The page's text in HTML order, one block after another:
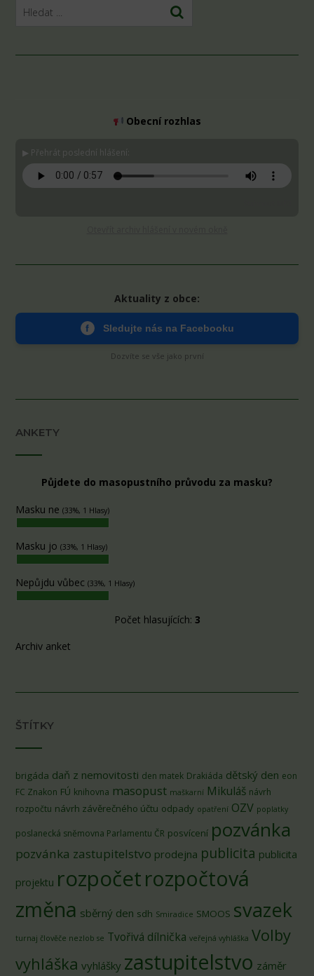
Obecní rozhlas
▶ Přehrát poslední hlášení:
Aktuality z obce:
f Sledujte nás na Facebooku
Dozvíte se vše jako první
ANKETY
Půjdete do masopustního průvodu za masku?
Masku ne (33%, 1 Hlasy)
Masku jo (33%, 1 Hlasy)
Nepůjdu vůbec (33%, 1 Hlasy)
Počet hlasujících: 3
Archiv anket
ŠTÍTKY
brigáda daň z nemovitosti den matek Drakiáda dětský den eon
FC Znakon FÚ knihovna masopust maškarní Mikuláš návrh
rozpočtu návrh závěrečného účtu odpady opatření OZV poplatky
poslanecká sněmovna Parlamentu ČR posvícení pozvánka
pozvánka zastupitelstvo prodejna publicita publicita
projektu rozpočetrozpočtová
změna sběrný den sdh Smiradice SMOOS svazek
turnaj člověče nezlob se Tvořivá dílnička veřejná vyhláška Volby
vyhláška vyhlášky zastupitelstvo záměr